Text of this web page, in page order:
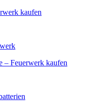
kaufen
– Feuerwerk kaufen